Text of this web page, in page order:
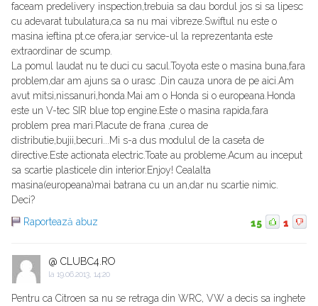
faceam predelivery inspection,trebuia sa dau bordul jos si sa lipesc
cu adevarat tubulatura,ca sa nu mai vibreze.Swiftul nu este o
masina ieftina pt.ce ofera,iar service-ul la reprezentanta este
extraordinar de scump.
La pomul laudat nu te duci cu sacul.Toyota este o masina buna,fara
problem,dar am ajuns sa o urasc .Din cauza unora de pe aici.Am
avut mitsi,nissanuri,honda.Mai am o Honda si o europeana.Honda
este un V-tec SIR blue top engine.Este o masina rapida,fara
problem prea mari.Placute de frana ,curea de
distributie,bujii,becuri...Mi s-a dus modulul de la caseta de
directive.Este actionata electric.Toate au probleme.Acum au inceput
sa scartie plasticele din interior.Enjoy! Cealalta
masina(europeana)mai batrana cu un an,dar nu scartie nimic.
Deci?
Raportează abuz
15 1
@ CLUBC4.RO
la 19.06.2013, 14:20
Pentru ca Citroen sa nu se retraga din WRC, VW a decis sa inghete